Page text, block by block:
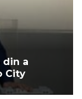
din a
City